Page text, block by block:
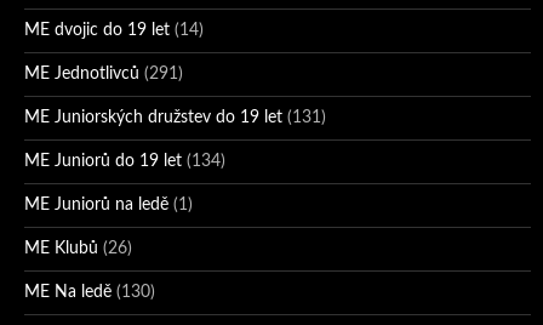
ME dvojic do 19 let (14)
ME Jednotlivců (291)
ME Juniorských družstev do 19 let (131)
ME Juniorů do 19 let (134)
ME Juniorů na ledě (1)
ME Klubů (26)
ME Na ledě (130)